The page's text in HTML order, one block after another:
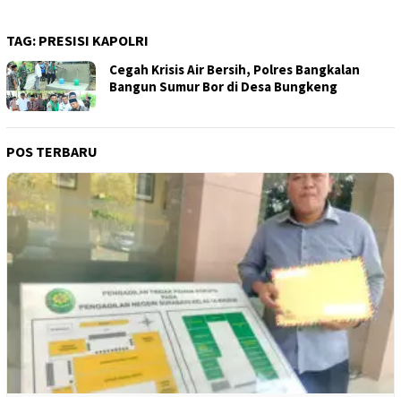
TAG: PRESISI KAPOLRI
Cegah Krisis Air Bersih, Polres Bangkalan
Bangun Sumur Bor di Desa Bungkeng
POS TERBARU